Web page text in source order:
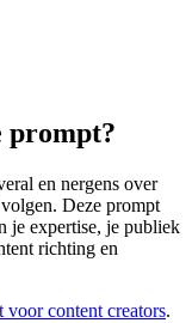
prompt?
en nergens over
Deze prompt
je expertise, je publiek
richting en
voor content creators.